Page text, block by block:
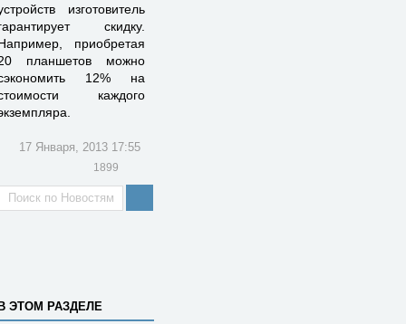
изготовитель
скидку.
приобретая
планшетов можно
12% на
каждого
17 Января, 2013 17:55
1899
ЭТОМ РАЗДЕЛЕ